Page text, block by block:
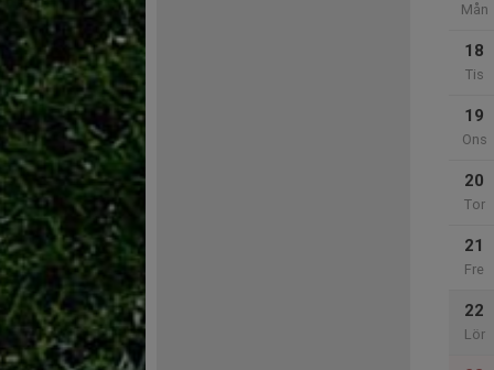
Mån
18
Tis
19
Ons
20
Tor
21
Fre
22
Lör